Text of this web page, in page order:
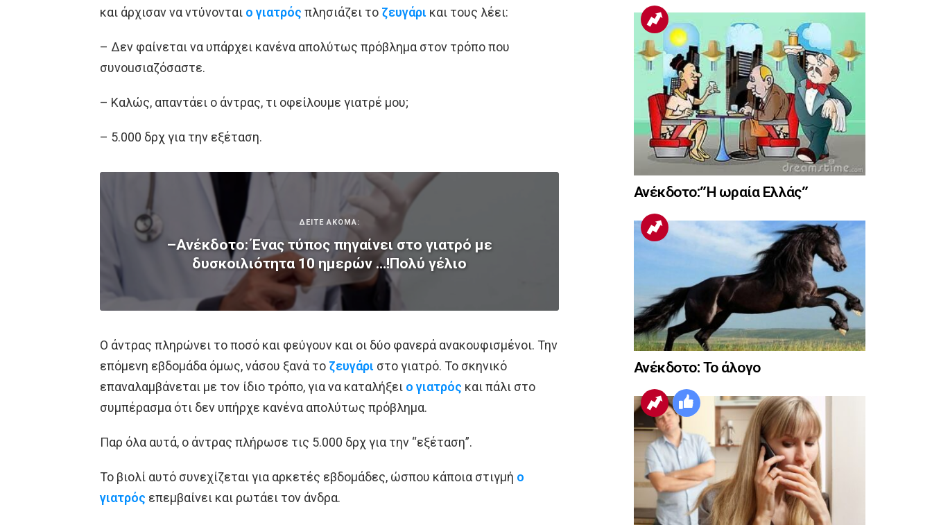
και άρχισαν να ντύνονται ο γιατρός πλησιάζει το ζευγάρι και τους λέει:
– Δεν φαίνεται να υπάρχει κανένα απολύτως πρόβλημα στον τρόπο που
συνοuσιαζόσαστε.
– Καλώς, απαντάει ο άντρας, τι οφείλουμε γιατρέ μου;
– 5.000 δρχ για την εξέταση.
ΔΕΙΤΕ ΑΚΟΜΑ:
–Ανέκδοτο: Ένας τύπος πηγαίνει στο γιατρό με
δυσκοιλιότητα 10 ημερών …!Πολύ γέλιο
Ο άντρας πληρώνει το ποσό και φεύγουν και οι δύο φανερά ανακουφισμένοι. Την
επόμενη εβδομάδα όμως, νάσου ξανά το ζευγάρι στο γιατρό. Το σκηνικό
επαναλαμβάνεται με τον ίδιο τρόπο, για να καταλήξει ο γιατρός και πάλι στο
συμπέρασμα ότι δεν υπήρχε κανένα απολύτως πρόβλημα.
Παρ όλα αυτά, ο άντρας πλήρωσε τις 5.000 δρχ για την “εξέταση”.
Το βιολί αυτό συνεχίζεται για αρκετές εβδομάδες, ώσπου κάποια στιγμή ο
γιατρός επεμβαίνει και ρωτάει τον άνδρα.
Ανέκδοτο:”Η ωραία Ελλάς”
Ανέκδοτο: Το άλογο